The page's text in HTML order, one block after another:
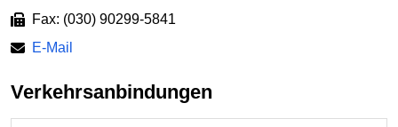
Fax: (030) 90299-5841
E-Mail
Verkehrsanbindungen